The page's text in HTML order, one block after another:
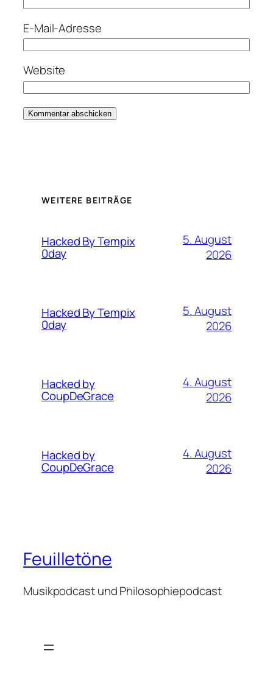
E-Mail-Adresse
Website
WEITERE BEITRÄGE
Hacked By Tempix
0day
5. August
2026
Hacked By Tempix
0day
5. August
2026
Hacked by
CoupDeGrace
4. August
2026
Hacked by
CoupDeGrace
4. August
2026
Feuilletöne
Musikpodcast und Philosophiepodcast